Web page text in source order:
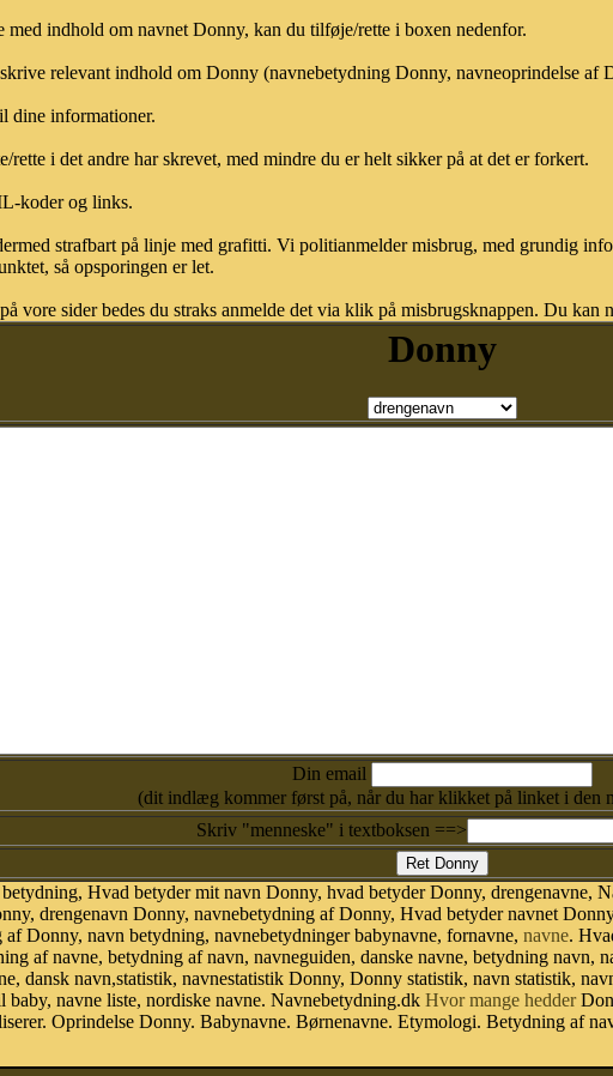
med indhold om navnet Donny, kan du tilføje/rette i boxen nedenfor.
relevant indhold om Donny (navnebetydning Donny, navneoprindelse af
dine informationer.
rette i det andre har skrevet, med mindre du er helt sikker på at det er forkert.
koder og links.
strafbart på linje med grafitti. Vi politianmelder misbrug, med grundig
så opsporingen er let.
vore sider bedes du straks anmelde det via klik på misbrugsknappen. Du kan
Donny
Din email
(dit indlæg kommer først på, når du har klikket på linket i den
Skriv "menneske" i textboksen ==>
Hvad betyder mit navn Donny, hvad betyder Donny, drengenavne,
drengenavn Donny, navnebetydning af Donny, Hvad betyder navnet
Donny, navn betydning, navnebetydninger babynavne, fornavne, navne.
af navne, betydning af navn, navneguiden, danske navne, betydning navn,
dansk navn,statistik, navnestatistik Donny, Donny statistik, navn statistik,
baby, navne liste, nordiske navne. Navnebetydning.dk Hvor mange hedder
Oprindelse Donny. Babynavne. Børnenavne. Etymologi. Betydning af